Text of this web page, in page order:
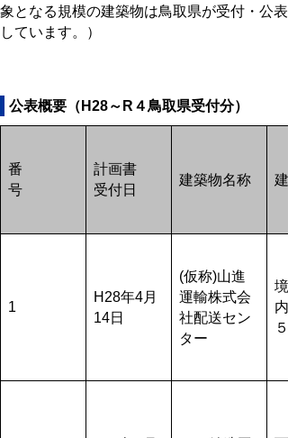
象となる規模の建築物は鳥取県が受付・公表
しています。）
公表概要（H28～R４鳥取県受付分）
番
号
計画書
受付日
建築物名称
1
H28年4月
14日
(仮称)山進
運輸株式会
社配送セン
ター